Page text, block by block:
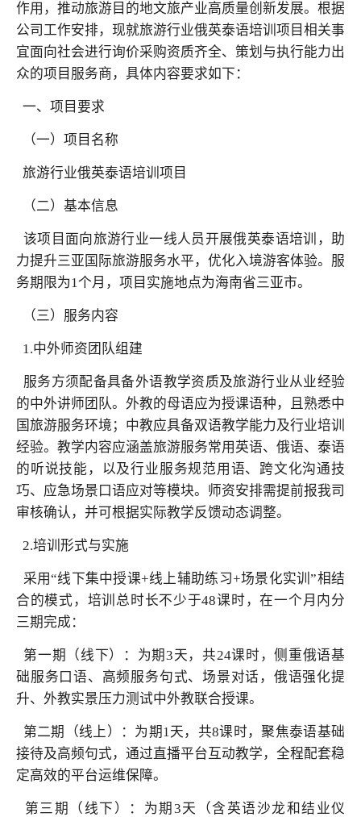
作用，推动旅游目的地文旅产业高质量创新发展。根据
公司工作安排，现就旅游行业俄英泰语培训项目相关事
宜面向社会进行询价采购资质齐全、策划与执行能力出
众的项目服务商，具体内容要求如下：
一、项目要求
（一）项目名称
旅游行业俄英泰语培训项目
（二）基本信息
该项目面向旅游行业一线人员开展俄英泰语培训，助
力提升三亚国际旅游服务水平，优化入境游客体验。服
务期限为1个月，项目实施地点为海南省三亚市。
（三）服务内容
1.中外师资团队组建
服务方须配备具备外语教学资质及旅游行业从业经验
的中外讲师团队。外教的母语应为授课语种，且熟悉中
国旅游服务环境；中教应具备双语教学能力及行业培训
经验。教学内容应涵盖旅游服务常用英语、俄语、泰语
的听说技能，以及行业服务规范用语、跨文化沟通技
巧、应急场景口语应对等模块。师资安排需提前报我司
审核确认，并可根据实际教学反馈动态调整。
2.培训形式与实施
采用“线下集中授课+线上辅助练习+场景化实训”相结
合的模式，培训总时长不少于48课时，在一个月内分
三期完成：
第一期（线下）：为期3天，共24课时，侧重俄语基
础服务口语、高频服务句式、场景对话，俄语强化提
升、外教实景压力测试中外教联合授课。
第二期（线上）：为期1天，共8课时，聚焦泰语基础
接待及高频句式，通过直播平台互动教学，全程配套稳
定高效的平台运维保障。
第三期（线下）：为期3天（含英语沙龙和结业仪